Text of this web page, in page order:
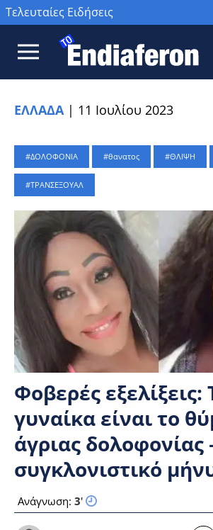
Τελευταίες Ειδήσεις
ΕΛΛΑΔΑ | 11 Ιουλίου 2023
ΔΟΛΟΦΟΝΙΑ θανατος ΘΛΙΨΗ
ΤΡΑΝΣΕΞΟΥΑΛ
Φοβερές εξελίξεις:
γυναίκα είναι το
άγριας δολοφονίας
συγκλονιστικό
Ανάγνωση: 3'